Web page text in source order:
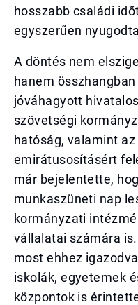
hosszabb családi
egyszerűen
A döntés nem
hanem
jóváhagyott
szövetségi
hatóság, valamint
emirátusosításért
már bejelentette,
munkaszüneti nap
kormányzati
vállalatai számára
most ehhez
iskolák, egyetemek
központok is